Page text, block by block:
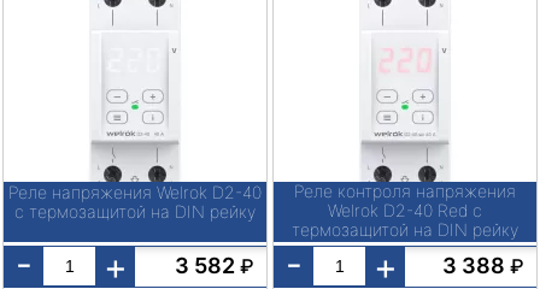
Реле напряжения Welrok D2-40
с термозащитой на DIN рейку
- + 3 582 ₽
Реле контроля напряжения
Welrok D2-40 Red с
термозащитой на DIN рейку
- + 3 388 ₽